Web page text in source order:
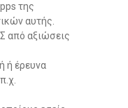
της
αυτής.
από αξιώσεις
ή έρευνα